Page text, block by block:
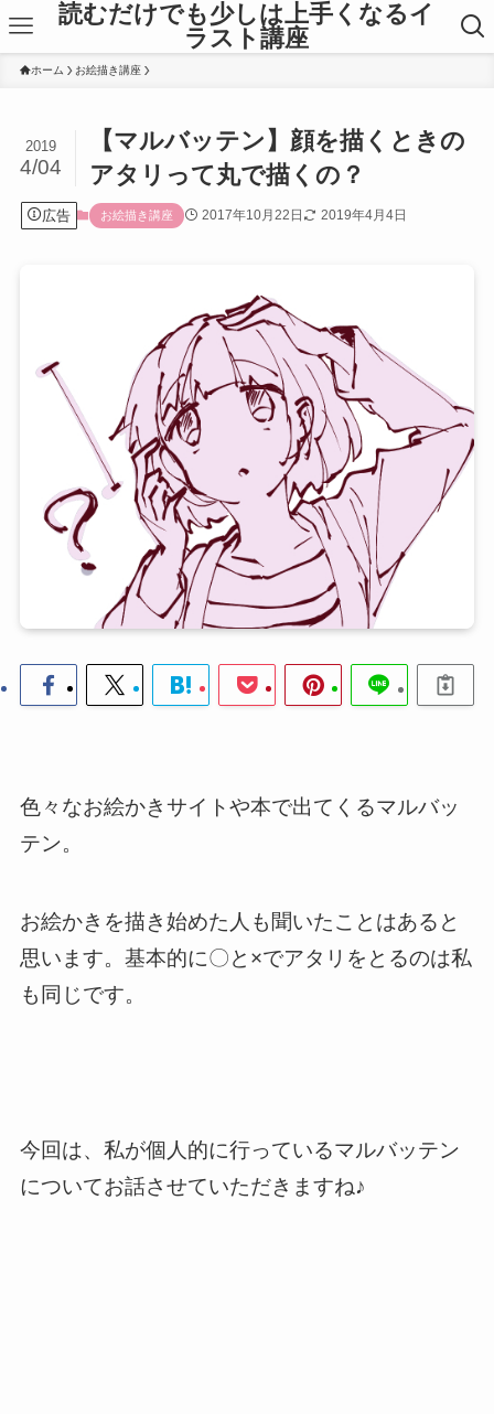
読むだけでも少しは上手くなるイ
ラスト講座
ホーム お絵描き講座
【マルバッテン】顔を描くときの
アタリって丸で描くの？
2019
4/04
広告 お絵描き講座 2017年10月22日 2019年4月4日
色々なお絵かきサイトや本で出てくるマルバッ
テン。
お絵かきを描き始めた人も聞いたことはあると
思います。基本的に〇と×でアタリをとるのは私
も同じです。
今回は、私が個人的に行っているマルバッテン
についてお話させていただきますね♪